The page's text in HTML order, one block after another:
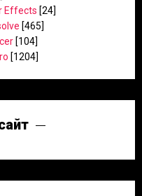
Effects [24]
[465]
[104]
[1204]